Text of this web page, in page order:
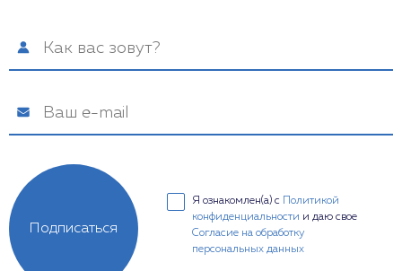
Я ознакомлен(а) с
Политикой
конфиденциальности и даю свое
Согласие на обработку
персональных данных
Подписаться